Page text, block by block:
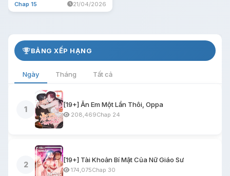
Chap 15 21/04/2026
BẢNG XẾP HẠNG
Ngày Tháng Tất cả
1
[19+] Ăn Em Một Lần Thôi, Oppa
208,469Chap 24
2
[19+] Tài Khoản Bí Mật Của Nữ Giáo Sư
174,075Chap 30